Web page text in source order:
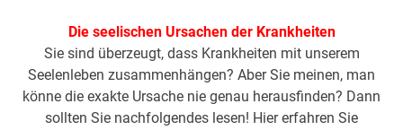
Die seelischen Ursachen der Krankheiten
Sie sind überzeugt, dass Krankheiten mit unserem
Seelenleben zusammenhängen? Aber Sie meinen, man
könne die exakte Ursache nie genau herausfinden? Dann
sollten Sie nachfolgendes lesen! Hier erfahren Sie